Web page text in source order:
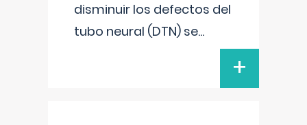
disminuir los defectos del
tubo neural (DTN) se...
+